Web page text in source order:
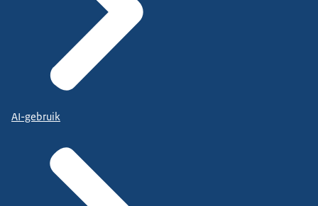
AI-gebruik